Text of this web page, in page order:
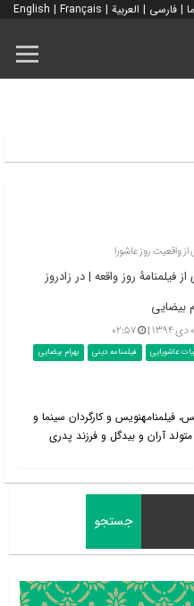
| فارسی | العربية |
English | Français
از واقعیت روز عاشورا
یادی از فیلم‎نامۀ روز واقعه | در زادروز
بیضایی
| ۰۲:۵۷
عاشورایی فیلمنامه دینی
بهرام بیضایی
امروز زادروز بهرام بیضایی٬ نمایشنامه‎نویس، فیلم‎نامه‎نویس و کارگردان سینما و
آران و بیدگل و فرزند پدری